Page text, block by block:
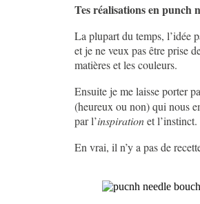
Tes réalisations en punch
La plupart du temps, l’idée
et je ne veux pas être prise
matières et les couleurs.
Ensuite je me laisse porter
(heureux ou non) qui nous
par l’inspirationet l’instinct.
En vrai, il n’y a pas de